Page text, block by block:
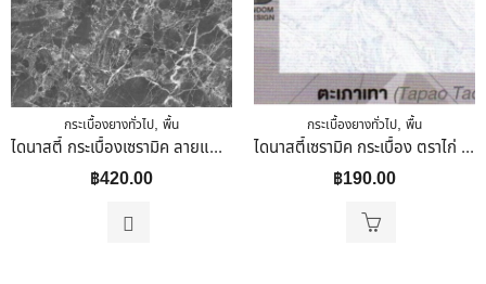
กระเบื้องยางทั่วไป, พื้น
ไดนาสตี้ กระเบื้องเซรามิค ลายแฟร้งค์กี้ (หน้ามัน)60 X 60 (PREMIUM)
฿420.00
กระเบื้องยางทั่วไป, พื้น
ไดนาสตี้เซรามิค กระเบื้อง ตราไก่ ขนาด 30×30 ลายตะเภาเทา
฿190.00